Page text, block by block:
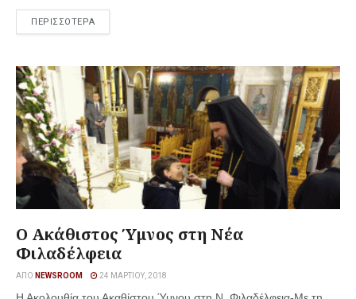
ΠΕΡΙΣΣΟΤΕΡΑ
Ο Ακάθιστος Ύμνος στη Νέα
Φιλαδέλφεια
ΑΠΌ NEWSROOM 24 ΜΑΡΤΊΟΥ, 2018